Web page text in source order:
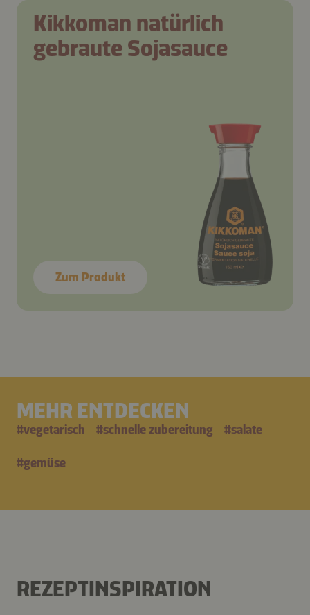
Kikkoman natürlich
gebraute Sojasauce
Zum Produkt
MEHR ENTDECKEN
#vegetarisch #schnelle zubereitung #salate
#gemüse
REZEPTINSPIRATION